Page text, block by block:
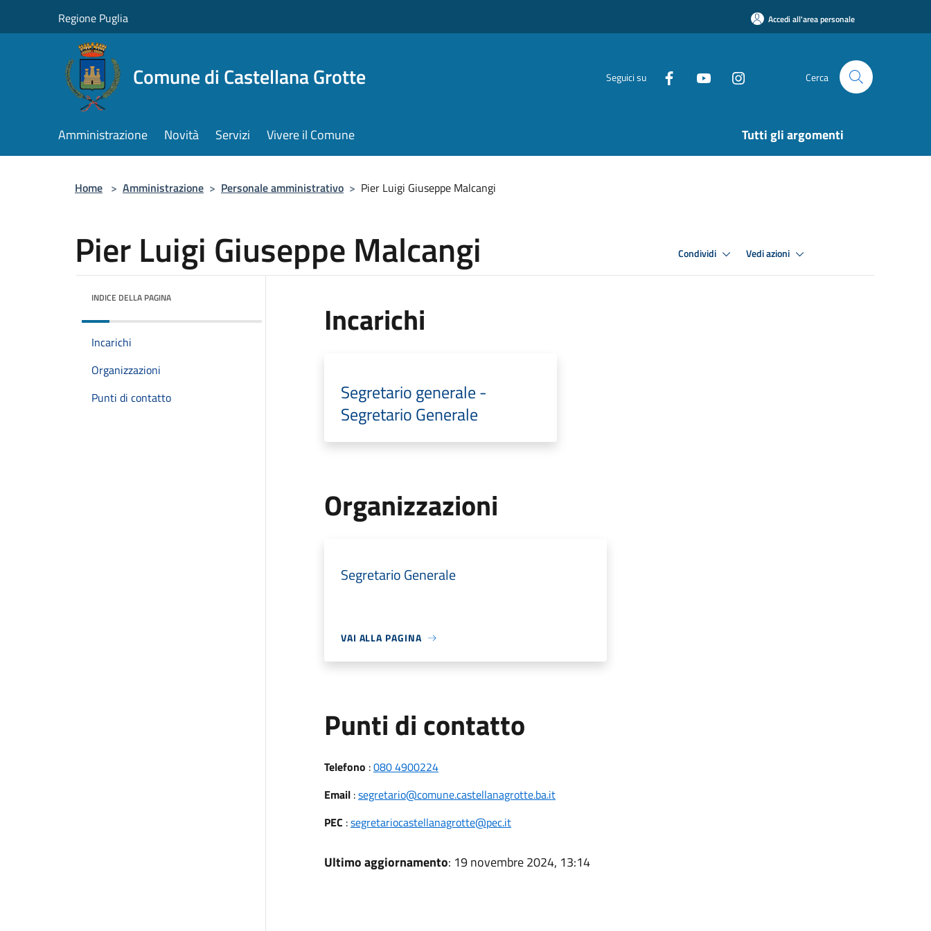
Regione Puglia Accedi all'area personale
Comune di Castellana Grotte Seguici su Cerca
Amministrazione Novità Servizi Vivere il Comune Tutti gli argomenti
Home > Amministrazione > Personale amministrativo > Pier Luigi Giuseppe Malcangi
Pier Luigi Giuseppe Malcangi Condividi Vedi azioni
INDICE DELLA PAGINA
Incarichi
Organizzazioni
Punti di contatto
Incarichi
Segretario generale -
Segretario Generale
Organizzazioni
Segretario Generale
VAI ALLA PAGINA
Punti di contatto
Telefono :080 4900224
Email:segretario@comune.castellanagrotte.ba.it
PEC :segretariocastellanagrotte@pec.it
Ultimo aggiornamento: 19 novembre 2024, 13:14